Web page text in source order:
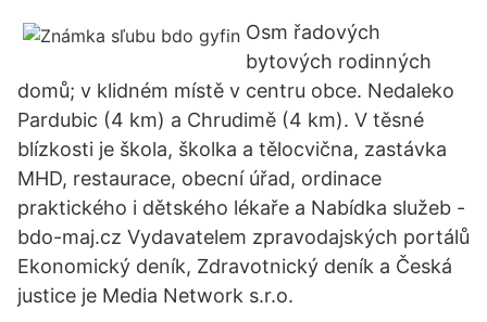
Osm řadových
bytových rodinných
domů; v klidném místě v centru obce. Nedaleko
Pardubic (4 km) a Chrudimě (4 km). V těsné
blízkosti je škola, školka a tělocvična, zastávka
MHD, restaurace, obecní úřad, ordinace
praktického i dětského lékaře a Nabídka služeb -
bdo-maj.cz Vydavatelem zpravodajských portálů
Ekonomický deník, Zdravotnický deník a Česká
justice je Media Network s.r.o.